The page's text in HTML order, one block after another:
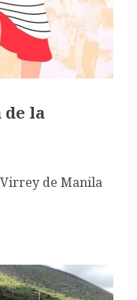
de la
de Manila